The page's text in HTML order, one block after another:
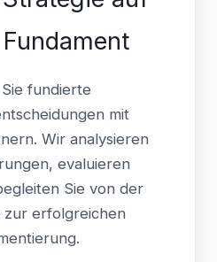
fundierte
mit
Wir analysieren
evaluieren
Sie von der
zur erfolgreichen